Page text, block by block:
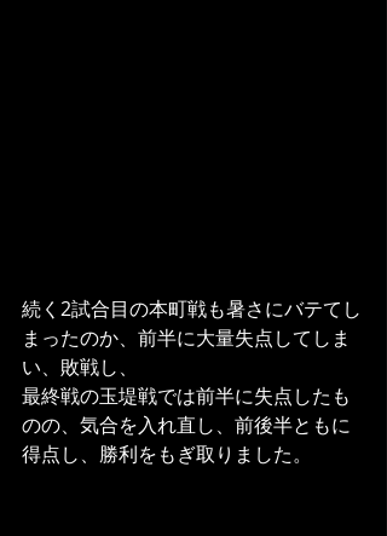
続く2試合目の本町戦も暑さにバテてし
まったのか、前半に大量失点してしま
い、敗戦し、
最終戦の玉堤戦では前半に失点したも
のの、気合を入れ直し、前後半ともに
得点し、勝利をもぎ取りました。